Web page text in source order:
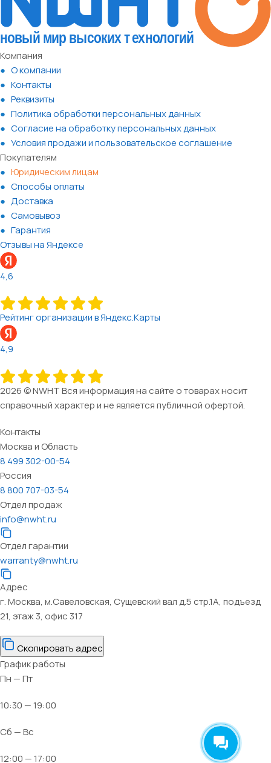
Компания
О компании
Контакты
Реквизиты
Политика обработки персональных данных
Согласие на обработку персональных данных
Условия продажи и пользовательское соглашение
Покупателям
Юридическим лицам
Способы оплаты
Доставка
Самовывоз
Гарантия
Отзывы на Яндексе
4,6
Рейтинг организации в Яндекс.Карты
4,9
2026 © NWHT Вся информация на сайте о товарах носит
справочный характер и не является публичной офертой.
Контакты
Москва и Область
8 499 302-00-54
Россия
8 800 707-03-54
Отдел продаж
info@nwht.ru
Отдел гарантии
warranty@nwht.ru
Адрес
г. Москва, м.Савеловская, Сущевский вал д.5 стр.1А, подъезд
21, этаж 3, офис 317
Скопировать адрес
График работы
Пн — Пт
10:30 — 19:00
Сб — Вс
12:00 — 17:00